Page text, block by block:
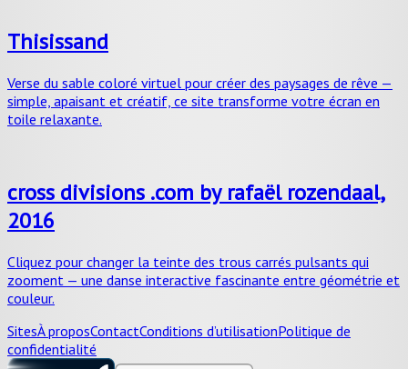
Thisissand
Verse du sable coloré virtuel pour créer des paysages de rêve —
simple, apaisant et créatif, ce site transforme votre écran en
toile relaxante.
cross divisions .com by rafaël rozendaal,
2016
Cliquez pour changer la teinte des trous carrés pulsants qui
zooment — une danse interactive fascinante entre géométrie et
couleur.
SitesÀ proposContactConditions d’utilisationPolitique de
confidentialité